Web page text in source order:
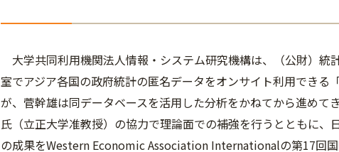
大学共同利用機関法人情報・システム研究機構は、（公財）統
室でアジア各国の政府統計の匿名データをオンサイト利用でき
が、菅幹雄は同データベースを活用した分析をかねてから進め
氏（立正大学准教授）の協力で理論面での補強を行うとともに
の成果をWestern Economic Association Internationalの第17回